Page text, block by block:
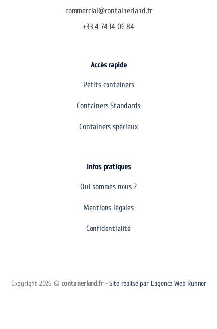
commercial@containerland.fr
+33 4 74 14 06 84
Accès rapide
Petits containers
Containers Standards
Containers spéciaux
infos pratiques
Qui sommes nous ?
Mentions légales
Confidentialité
Copyright 2026 © containerland.fr- Site réalisé par L'agence Web Runner